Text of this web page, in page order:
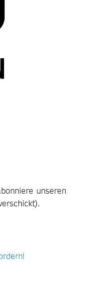
unseren